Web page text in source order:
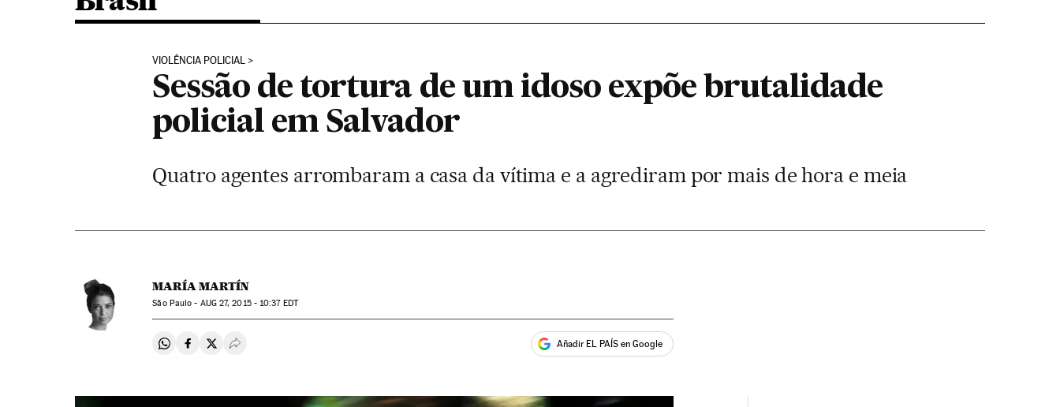
VIOLÊNCIA POLICIAL
Sessão de tortura de um idoso expõe brutalidade
policial em Salvador
Quatro agentes arrombaram a casa da vítima e a agrediram por mais de hora e meia
MARÍA MARTÍN
São Paulo - AUG27, 2015 - 10:37EDT
Compartir en Whatsapp
Compartir en Facebook
Compartir en Twitter
Desplegar Redes Sociales Añadir EL PAÍS en Google